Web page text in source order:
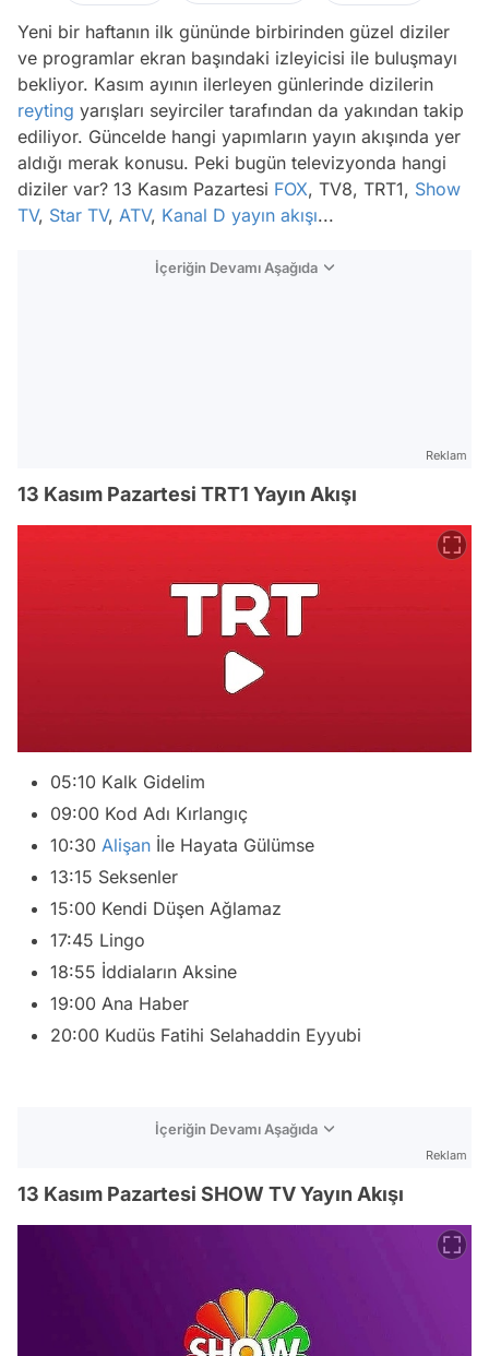
Yeni bir haftanın ilk gününde birbirinden güzel diziler
ve programlar ekran başındaki izleyicisi ile buluşmayı
bekliyor. Kasım ayının ilerleyen günlerinde dizilerin
reyting yarışları seyirciler tarafından da yakından takip
ediliyor. Güncelde hangi yapımların yayın akışında yer
aldığı merak konusu. Peki bugün televizyonda hangi
diziler var? 13 Kasım Pazartesi FOX, TV8, TRT1, Show
TV, Star TV, ATV, Kanal D yayın akışı...
İçeriğin Devamı Aşağıda
Reklam
13 Kasım Pazartesi TRT1 Yayın Akışı
05:10 Kalk Gidelim
09:00 Kod Adı Kırlangıç
10:30 Alişan İle Hayata Gülümse
13:15 Seksenler
15:00 Kendi Düşen Ağlamaz
17:45 Lingo
18:55 İddiaların Aksine
19:00 Ana Haber
20:00 Kudüs Fatihi Selahaddin Eyyubi
İçeriğin Devamı Aşağıda
Reklam
13 Kasım Pazartesi SHOW TV Yayın Akışı